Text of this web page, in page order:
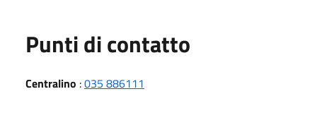
Punti di contatto
Centralino :035 886111